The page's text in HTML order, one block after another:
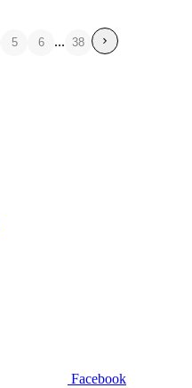
5 6 ... 38
Facebook